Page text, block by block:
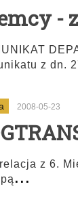
-
z dn.
2008-05-23
z 6.
...